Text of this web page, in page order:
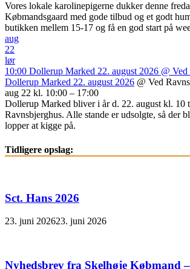
Vores lokale karolinepigerne dukker denne
Købmandsgaard med gode tilbud og et godt
butikken mellem 15-17 og få en god start på
aug
22
lør
10:00 Dollerup Marked 22. august 2026 @ Ved
Dollerup Marked 22. august 2026 @ Ved
aug 22 kl. 10:00 – 17:00
Dollerup Marked bliver i år d. 22. august kl. 10
Ravnsbjerghus. Alle stande er udsolgte, så der
lopper at kigge på.
Tidligere opslag:
Sct. Hans 2026
23. juni 202623. juni 2026
Nyhedsbrev fra Skelhøje Købmand